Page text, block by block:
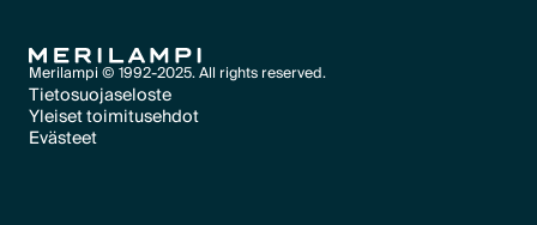
Merilampi © 1992-2025. All rights reserved.
Tietosuojaseloste
Text Link
Yleiset toimitusehdot
Text Link
Evästeet